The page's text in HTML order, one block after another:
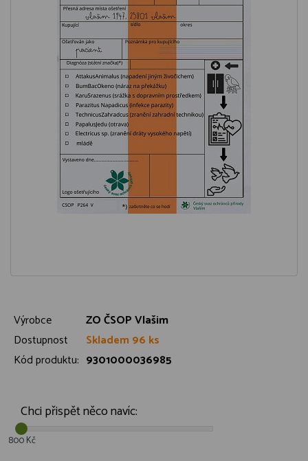
Výrobce
ZO ČSOP Vlašim
Dostupnost
Skladem 96 ks
Kód produktu: 9301000036985
Chci přispět něco navíc:
800 Kč